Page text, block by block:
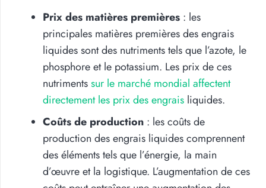
Prix des matières premières : les
principales matières premières des engrais
liquides sont des nutriments tels que l’azote, le
phosphore et le potassium. Les prix de ces
nutrimentssur le marché mondial affectent
directement les prix des engrais liquides.
Coûts de production : les coûts de
production des engrais liquides comprennent
des éléments tels que l’énergie, la main
d’œuvre et la logistique. L’augmentation de ces